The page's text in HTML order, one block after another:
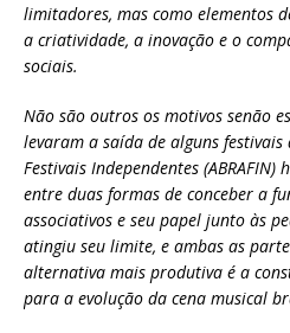
limitadores, mas como elementos
a criatividade, a inovação e o
sociais.
Não são outros os motivos senão
levaram a saída de alguns
Festivais Independentes
entre duas formas de conceber a
associativos e seu papel junto às
atingiu seu limite, e ambas as
alternativa mais produtiva é a
para a evolução da cena musical